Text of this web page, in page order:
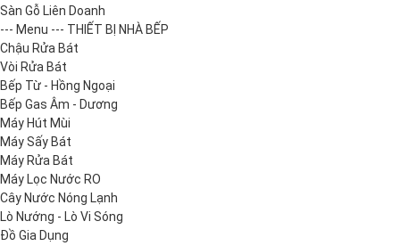
Sàn Gỗ Liên Doanh
--- Menu --- THIẾT BỊ NHÀ BẾP
Chậu Rửa Bát
Vòi Rửa Bát
Bếp Từ - Hồng Ngoại
Bếp Gas Âm - Dương
Máy Hút Mùi
Máy Sấy Bát
Máy Rửa Bát
Máy Lọc Nước RO
Cây Nước Nóng Lạnh
Lò Nướng - Lò Vi Sóng
Đồ Gia Dụng